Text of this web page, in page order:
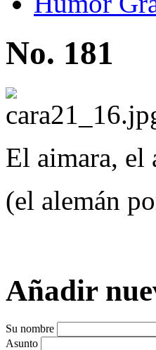
No. 181
El aimara, el
(el alemán
Añadir
Su nombre
Asunto